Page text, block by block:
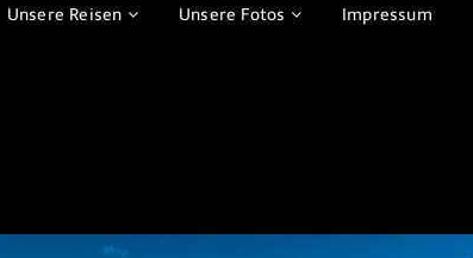
Unsere Reisen Unsere Fotos Impressum